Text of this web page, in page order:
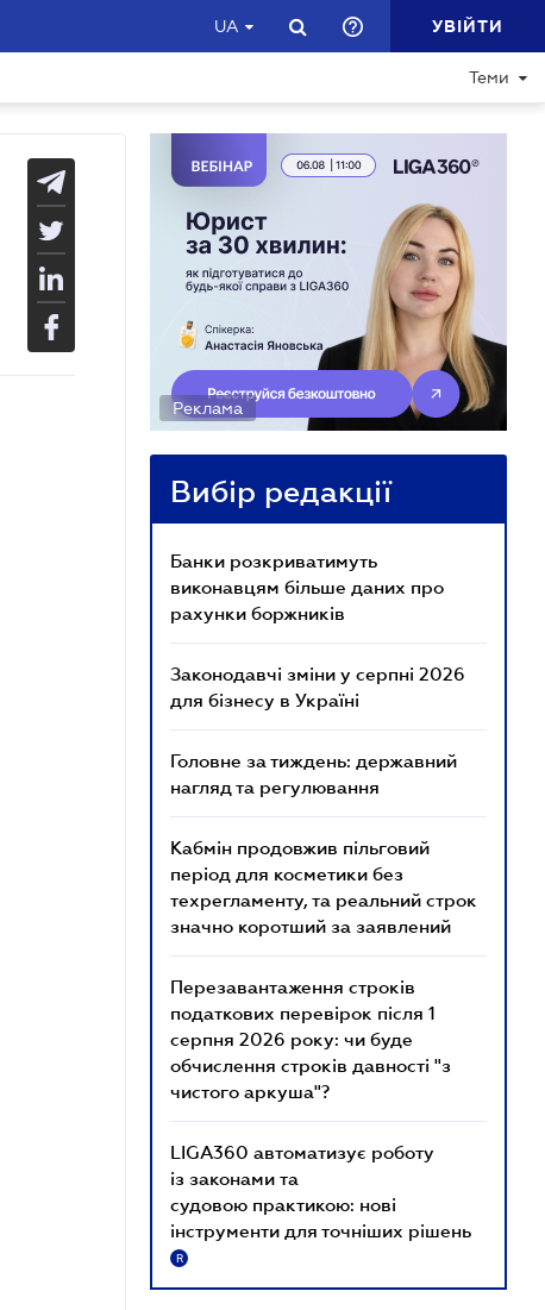
UA УВІЙТИ
Теми
Реклама
Вибір редакції
Банки розкриватимуть
виконавцям більше даних про
рахунки боржників
Законодавчі зміни у серпні 2026
для бізнесу в Україні
Головне за тиждень: державний
нагляд та регулювання
Кабмін продовжив пільговий
період для косметики без
техрегламенту, та реальний строк
значно коротший за заявлений
Перезавантаження строків
податкових перевірок після 1
серпня 2026 року: чи буде
обчислення строків давності "з
чистого аркуша"?
LIGA360 автоматизує роботу
із законами та
судовою практикою: нові
інструменти для точніших рішень
R